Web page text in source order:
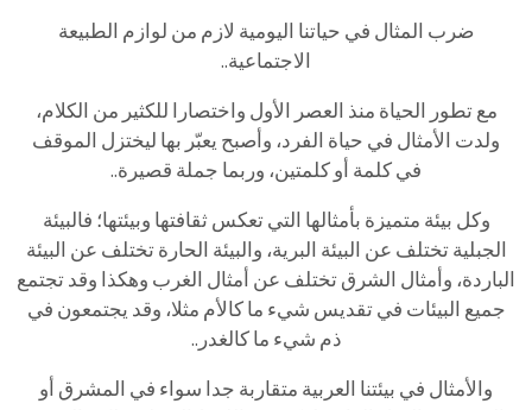
ضرب المثال في حياتنا اليومية لازم من لوازم الطبيعة
الاجتماعية..
مع تطور الحياة منذ العصر الأول واختصارا للكثير من الكلام،
ولدت الأمثال في حياة الفرد، وأصبح يعبّر بها ليختزل الموقف
فيكلمة أوكلمتين، وربما جملة قصيرة..
وكل بيئة متميزة بأمثالها التي تعكس ثقافتها وبيئتها؛ فالبيئة
الجبلية تختلف عن البيئة البرية، والبيئة الحارة تختلف عن البيئة
الباردة، وأمثال الشرقتختلف عن أمثال الغرب وهكذا وقدتجتمع
جميع البيئات في تقديس شيء ماكالأم مثلا، وقد يجتمعون في
ذم شيء ما كالغدر ..
والأمثال في بيئتنا العربية متقاربة جدا سواء في المشرق أو